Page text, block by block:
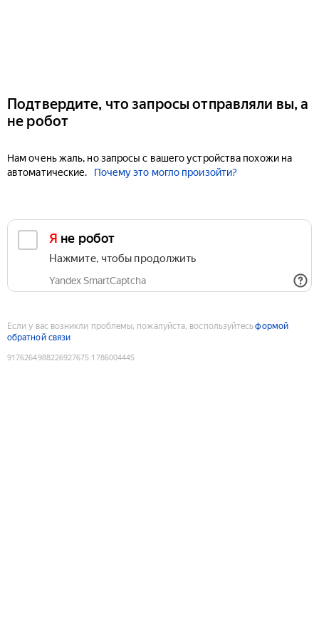
Подтвердите, что запросы отправляли вы, а
не робот
Нам очень жаль, но запросы с вашего устройства похожи на
автоматические.
Почему это могло произойти?
Я не робот
Нажмите, чтобы продолжить
Yandex SmartCaptcha
Если у вас возникли проблемы, пожалуйста, воспользуйтесьформой
обратной связи
9176264988226927675:1786004445